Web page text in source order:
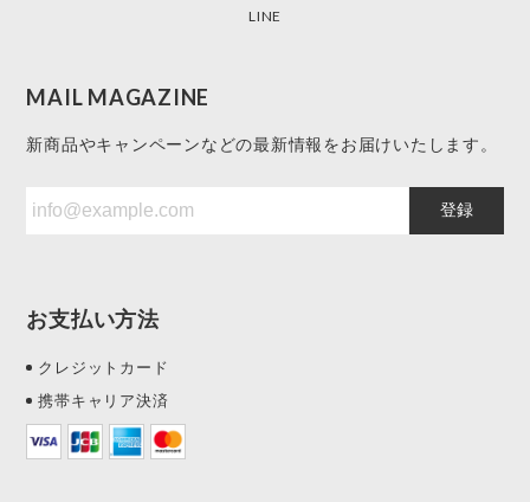
LINE
MAIL MAGAZINE
新商品やキャンペーンなどの最新情報をお届けいたします。
登録
お支払い方法
クレジットカード
携帯キャリア決済